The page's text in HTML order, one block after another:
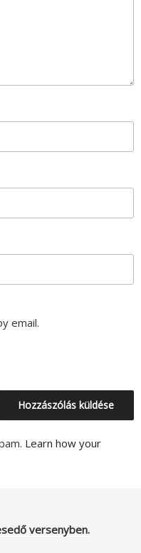
email.
Learn how your
versenyben.